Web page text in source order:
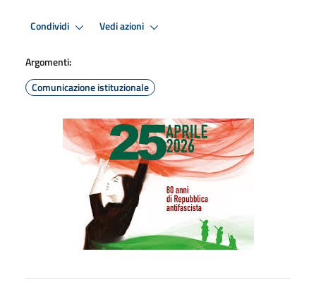
Condividi Vedi azioni
Argomenti:
Comunicazione istituzionale